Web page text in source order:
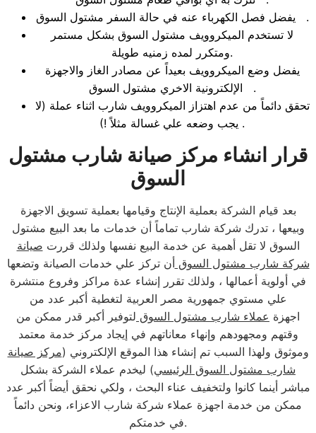
يفضل فصل الكهرباء عنه في حالة السفر مشتول السوق .
لا تستخدم الميكروويف مشتول السوق بشكل مستمر
ومتكرر لمده زمنيه طويلة.
يفضل وضع الميكروويف بعيداً عن مصادر الغاز والاجهزة
الإلكترونية الاخري مشتول السوق .
تحقق دائماً من عدم اهتزاز الميكروويف شارب اثناء عملة (لا
يجب وضعه علي غسالة مثلاً !) .
قرار انشاء مركز صيانة شارب مشتول
السوق
بعد قيام الشركة بعملية الإنتاج وقيامها بعملية تسويق الاجهزة
وبيعها ، تدرك شركة شارب تماماً أن خدمات ما بعد البيع مشتول
السوق لا تقل أهمية عن خدمة البيع نفسها ولذلك قررت صيانة
شركة شارب مشتول السوق أن تركز علي خدمات الصيانة وتضعها
في أولوية أعمالها ، ولذلك تقرر إنشاء عدة مراكز وفروع منتشرة
علي مستوي جمهورية مصر العربية لتغطية أكبر عدد من
اجهزة عملاء شارب مشتول السوق لتوفير أكبر قدر ممكن من
وقتهم ومجهودهم وإنهاء معاناتهم في إيجاد مركز خدمة معتمد
وموثوق ولهذا السبب تم إنشاء هذا الموقع الإلكتروني (مركز صيانة
شارب مشتول السوق الرئيسي) ليخدم عملاء الشركة بشكل
مباشر أينما كانوا ولتخفيف عناء البحث ، ولكي نحقق أيضاً أكبر عدد
ممكن من خدمة اجهزة عملاء شركة شارب الاعزاء، ونحن دائماً
في خدمتكم.